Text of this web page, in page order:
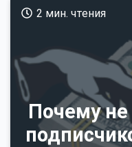
Почему не
2 мин. чтения